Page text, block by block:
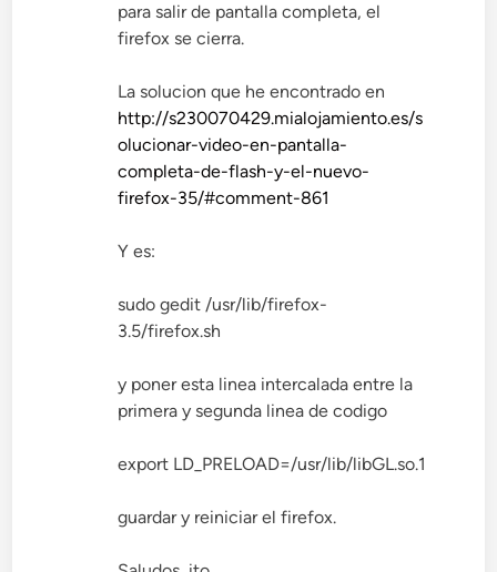
para salir de pantalla completa, el
firefox se cierra.
La solucion que he encontrado en
http://s230070429.mialojamiento.es/s
olucionar-video-en-pantalla-
completa-de-flash-y-el-nuevo-
firefox-35/#comment-861
Y es:
sudo gedit /usr/lib/firefox-
3.5/firefox.sh
y poner esta linea intercalada entre la
primera y segunda linea de codigo
export LD_PRELOAD=/usr/lib/libGL.so.1
guardar y reiniciar el firefox.